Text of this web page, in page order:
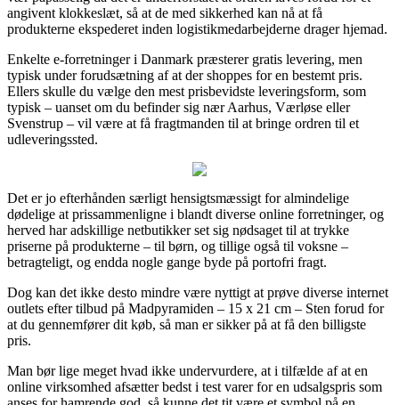
angivent klokkeslæt, så at de med sikkerhed kan nå at få
produkterne ekspederet inden logistikmedarbejderne drager hjemad.
Enkelte e-forretninger i Danmark præsterer gratis levering, men
typisk under forudsætning af at der shoppes for en bestemt pris.
Ellers skulle du vælge den mest prisbevidste leveringsform, som
typisk – uanset om du befinder sig nær Aarhus, Værløse eller
Svenstrup – vil være at få fragtmanden til at bringe ordren til et
udleveringssted.
Det er jo efterhånden særligt hensigtsmæssigt for almindelige
dødelige at prissammenligne i blandt diverse online forretninger, og
herved har adskillige netbutikker set sig nødsaget til at trykke
priserne på produkterne – til børn, og tillige også til voksne –
betragteligt, og endda nogle gange byde på portofri fragt.
Dog kan det ikke desto mindre være nyttigt at prøve diverse internet
outlets efter tilbud på Madpyramiden – 15 x 21 cm – Sten forud for
at du gennemfører dit køb, så man er sikker på at få den billigste
pris.
Man bør lige meget hvad ikke undervurdere, at i tilfælde af at en
online virksomhed afsætter bedst i test varer for en udsalgspris som